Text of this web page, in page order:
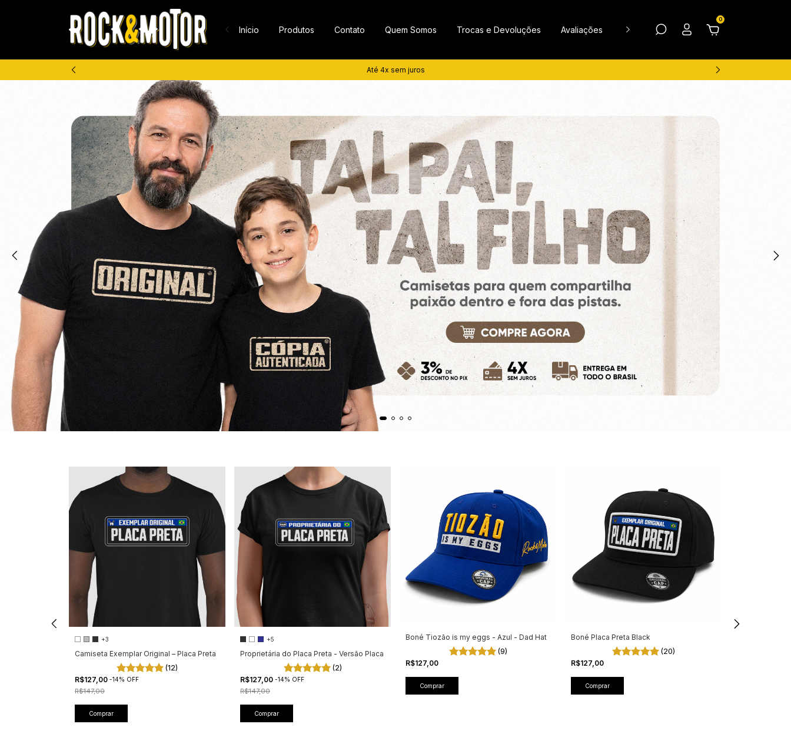
Início Produtos Contato Quem Somos Trocas e Devoluções Avaliações Guia de medidas
0
Até 4x sem juros
+3
Camiseta Exemplar Original – Placa Preta
(12)
R$127,00 -14% OFF
R$147,00
Comprar
+5
Proprietária do Placa Preta - Versão Placa
(2)
R$127,00 -14% OFF
R$147,00
Comprar
Boné Tiozão is my eggs - Azul - Dad Hat
(9)
R$127,00
Boné Placa Preta Black
(20)
R$127,00
Comprar